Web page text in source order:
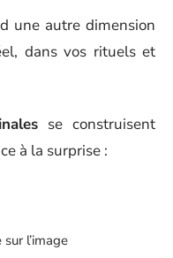
une autre dimension
dans vos rituels et
se construisent
à la surprise :
l’image